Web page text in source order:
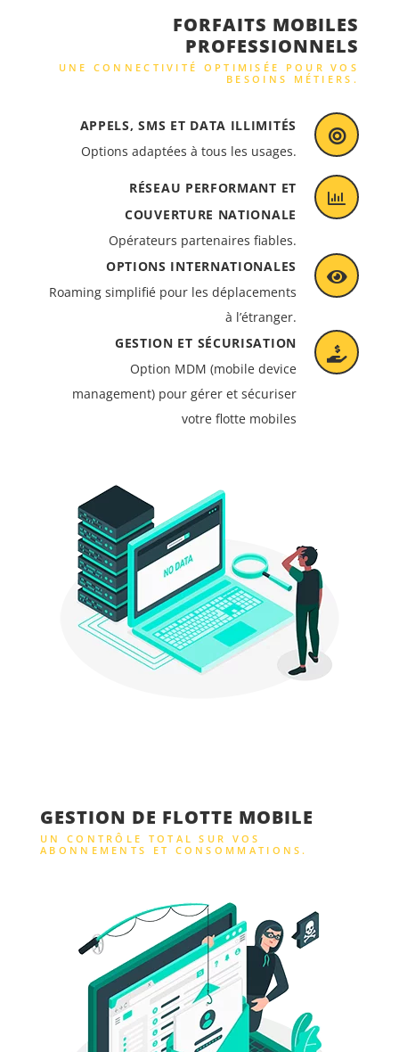
FORFAITS MOBILES
PROFESSIONNELS
UNE CONNECTIVITÉ OPTIMISÉE POUR VOS
BESOINS MÉTIERS.
APPELS, SMS ET DATA ILLIMITÉS
Options adaptées à tous les usages.
RÉSEAU PERFORMANT ET
COUVERTURE NATIONALE
Opérateurs partenaires fiables.
OPTIONS INTERNATIONALES
Roaming simplifié pour les déplacements
à l’étranger.
GESTION ET SÉCURISATION
Option MDM (mobile device
management) pour gérer et sécuriser
votre flotte mobiles
GESTION DE FLOTTE MOBILE
UN CONTRÔLE TOTAL SUR VOS
ABONNEMENTS ET CONSOMMATIONS.